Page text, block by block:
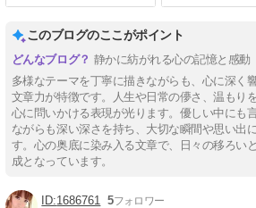
このブログのここがポイント
静かに紡がれる心の記憶と感動
多様なテーマを丁寧に描きながらも、心に深く
文章力が特徴です。人生や日常の儚さ、温もり
心に問いかける表現が光ります。優しい中にも
ながらも深い深さを持ち、大切な瞬間や思い出
す。心の奥底に染み入る文章で、日々の移ろい
成となっています。
1686761 5